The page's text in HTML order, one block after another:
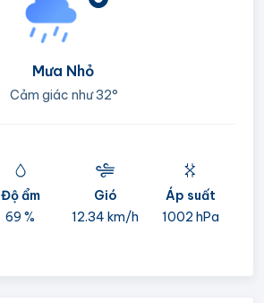
Mưa Nhỏ
Cảm giác như32°
Độ ẩm
69 %
Gió
12.34 km/h
Áp suất
1002 hPa